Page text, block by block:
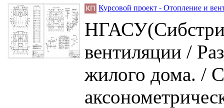
Курсовой проект - Отопление и
вентиляции /
жилого дома. /